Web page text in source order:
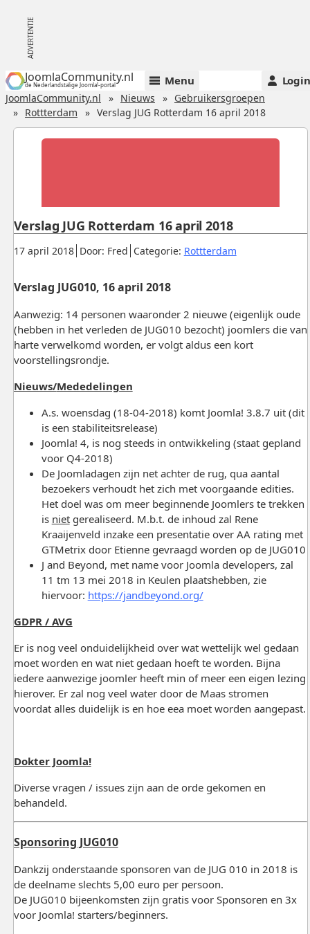
JoomlaCommunity.nl
de Nederlandstalige Joomla!-portal Menu Login
JoomlaCommunity.nl Nieuws
Gebruikersgroepen
Rottterdam
Verslag JUG Rotterdam 16 april 2018
Gepubliceerd:
17 april 2018. Door: Fred. Categorie: Rottterdam.
Verslag JUG Rotterdam 16 april 2018
Verslag JUG010, 16 april 2018
Aanwezig: 14 personen waaronder 2 nieuwe (eigenlijk oude
(hebben in het verleden de JUG010 bezocht) joomlers die van
harte verwelkomd worden, er volgt aldus een kort
voorstellingsrondje.
Nieuws/Mededelingen
A.s. woensdag (18-04-2018) komt Joomla! 3.8.7 uit (dit
is een stabiliteitsrelease)
Joomla! 4, is nog steeds in ontwikkeling (staat gepland
voor Q4-2018)
De Joomladagen zijn net achter de rug, qua aantal
bezoekers verhoudt het zich met voorgaande edities.
Het doel was om meer beginnende Joomlers te trekken
is nietgerealiseerd. M.b.t. de inhoud zal Rene
Kraaijenveld inzake een presentatie over AA rating met
GTMetrix door Etienne gevraagd worden op de JUG010
J and Beyond, met name voor Joomla developers, zal
11 tm 13 mei 2018 in Keulen plaatshebben, zie
hiervoor: https://jandbeyond.org/
GDPR / AVG
Er is nog veel onduidelijkheid over wat wettelijk wel gedaan
moet worden en wat niet gedaan hoeft te worden. Bijna
iedere aanwezige joomler heeft min of meer een eigen lezing
hierover. Er zal nog veel water door de Maas stromen
voordat alles duidelijk is en hoe eea moet worden aangepast.
Dokter Joomla!
Diverse vragen / issues zijn aan de orde gekomen en
behandeld.
Sponsoring JUG010
Dankzij onderstaande sponsoren van de JUG 010 in 2018 is
de deelname slechts 5,00 euro per persoon.
De JUG010 bijeenkomsten zijn gratis voor Sponsoren en 3x
voor Joomla! starters/beginners.